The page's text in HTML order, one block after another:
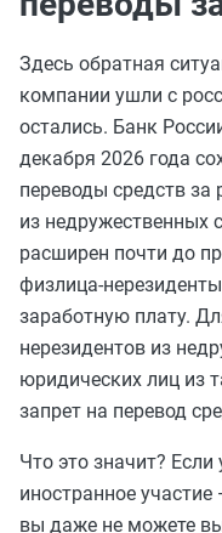
Здесь обратная
компании ушли с
остались. Банк
декабря 2026 года
переводы средств
из недружественных
расширен почти до
физлица-
заработную плату.
нерезидентов из
юридических лиц из
запрет на перевод
Что это значит?
иностранное
вы даже не можете